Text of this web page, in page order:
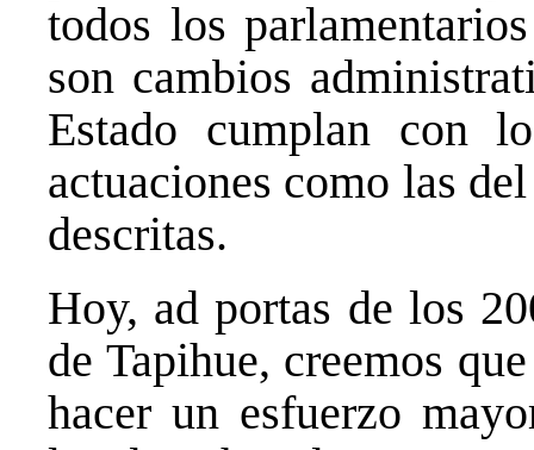
todos los
son cambios
Estado cumplan con
actuaciones como las
descritas.
Hoy, ad portas de los
de Tapihue, creemos
hacer un esfuerzo